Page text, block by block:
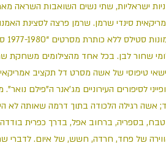
ישראליות, שתי נשים השואבות השראה
סינדי שרמן. שרמן פרצה לסצינת
שחור לבן. בכל אחד מהצילומים משחקת
לסיפורים העירוניים מג’אנר ה”פילם
אשה רגילה הלכודה בתוך דרמה שאותה לא
בספריה, ברחוב אפל, בדרך כפרית בודדה.
של פחד, חרדה, חשש, של איום. לדברי